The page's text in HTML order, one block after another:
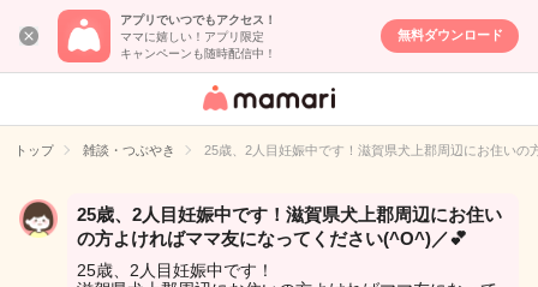
アプリでいつでもアクセス！
ママに嬉しい！アプリ限定
キャンペーンも随時配信中！
無料ダウンロード
女性専用匿名QA
イト
トップ 雑談・つぶやき 25歳、2人目妊娠中です！滋賀県犬上郡周辺にお住い
25歳、2人目妊娠中です！滋賀県犬上郡周辺にお住い
の方よければママ友になってください(^O^)／💕
25歳、2人目妊娠中です！